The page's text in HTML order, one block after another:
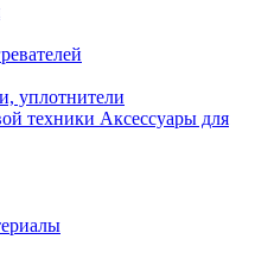
уплотнители
Аксессуары для